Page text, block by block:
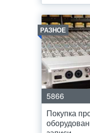
РАЗНОЕ
5866
Покупка